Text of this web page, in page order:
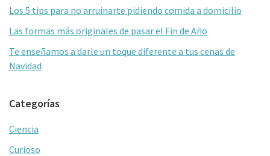
Los 5 tips para no arruinarte pidiendo comida a domicilio
Las formas más originales de pasar el Fin de Año
Te enseñamos a darle un toque diferente a tus cenas de
Navidad
Categorías
Ciencia
Curioso